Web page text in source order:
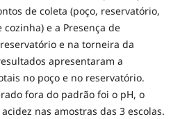
de coleta (poço, reservatório,
e a Presença de
e na torneira da
apresentaram a
no poço e no reservatório.
fora do padrão foi o pH, o
nas amostras das 3 escolas.